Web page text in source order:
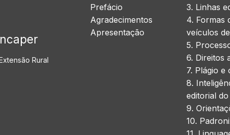
Rural
Prefácio
Agradecimentos
Apresentação
3. Linhas
4. Formas
veículos
5.
6. Direitos
7. Plágio e
8.
editorial
9.
10.